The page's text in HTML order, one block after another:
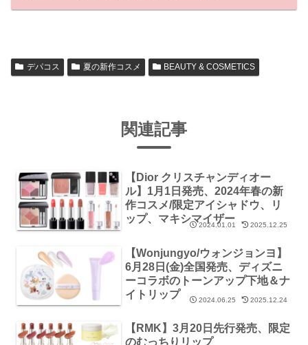
デパコス 夏の新作コスメ BEAUTY & COSMETICS
関連記事
【Dior クリスチャンディオー
ル】1月1日発売、2024年春の新
作コスメ/限定アイシャドウ、リ
ップ、マキシマイザー
2024.01.01 2025.12.25
【Wonjungyo/ウォンジョンヨ】
6月28日(金)全国発売、ディズニ
ーコラボのトーンアップ下地＆ナ
イトリップ
2024.06.25 2025.12.24
【RMK】3月20日先行発売、限定
のむっちりリップ